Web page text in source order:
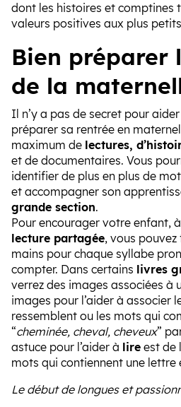
dont les histoires et comptines
valeurs positives aux plus
Bien préparer
de la
Il n’y a pas de secret pour
préparer sa rentrée en
maximum de lectures,
et de documentaires. Vous
identifier de plus en plus de
et accompagner son
grande section.
Pour encourager votre enfant, à
lecture partagée, vous
mains pour chaque syllabe
compter. Dans certains livres
verrez des images associées à
images pour l’aider à associer
ressemblent ou les mots qui
“cheminée, cheval, cheveux”
astuce pour l’aider à lire est de
mots qui contiennent une lettre
Le début de longues et